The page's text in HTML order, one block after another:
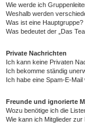
Wie werde ich
Weshalb werden
Was ist eine Hauptgruppe?
Was bedeutet der „Das
Private Nachrichten
Ich kann keine Privaten
Ich bekomme ständig
Ich habe eine Spam-E-
Freunde und ignorierte
Wozu benötige ich die
Wie kann ich Mitglieder